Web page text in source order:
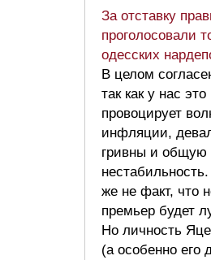
За отставку
проголосовали
одесских
В целом
так как у нас это
провоцирует
инфляции,
гривны и общую
же не факт, что
премьер будет
Но личность
(а особенно его